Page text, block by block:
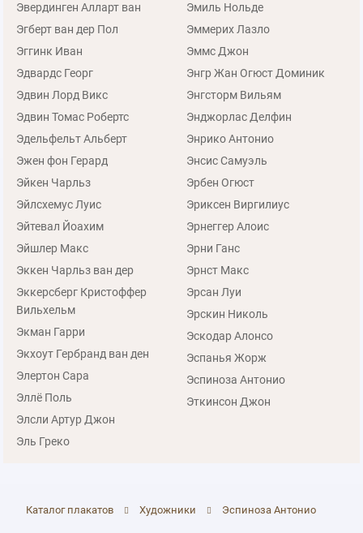
Эвердинген Алларт ван
Эгберт ван дер Пол
Эггинк Иван
Эдвардс Георг
Эдвин Лорд Викс
Эдвин Томас Робертс
Эдельфельт Альберт
Эжен фон Герард
Эйкен Чарльз
Эйлсхемус Луис
Эйтевал Йоахим
Эйшлер Макс
Эккен Чарльз ван дер
Эккерсберг Кристоффер
Вильхельм
Экман Гарри
Экхоут Гербранд ван ден
Элертон Сара
Эллё Поль
Элсли Артур Джон
Эль Греко
Эмиль Нольде
Эммерих Лазло
Эммс Джон
Энгр Жан Огюст Доминик
Энгсторм Вильям
Энджорлас Делфин
Энрико Антонио
Энсис Самуэль
Эрбен Огюст
Эриксен Виргилиус
Эрнеггер Алоис
Эрни Ганс
Эрнст Макс
Эрсан Луи
Эрскин Николь
Эскодар Алонсо
Эспанья Жорж
Эспиноза Антонио
Эткинсон Джон
Каталог плакатов Художники Эспиноза Антонио